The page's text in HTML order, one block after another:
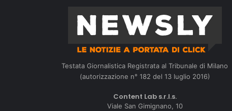
Testata Giornalistica Registrata al Tribunale di Milano
(autorizzazione n° 182 del 13 luglio 2016)
Content Lab s.r.l.s.
Viale San Gimignano, 10